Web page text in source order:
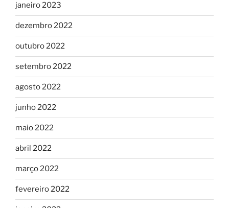
janeiro 2023
dezembro 2022
outubro 2022
setembro 2022
agosto 2022
junho 2022
maio 2022
abril 2022
março 2022
fevereiro 2022